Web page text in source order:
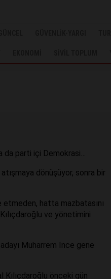
da parti içi Demokrasi…
dönüşüyor, sonra bir
etmeden, hatta mazbatasını
ve yönetimini
Muharrem İnce gene
önceki gün